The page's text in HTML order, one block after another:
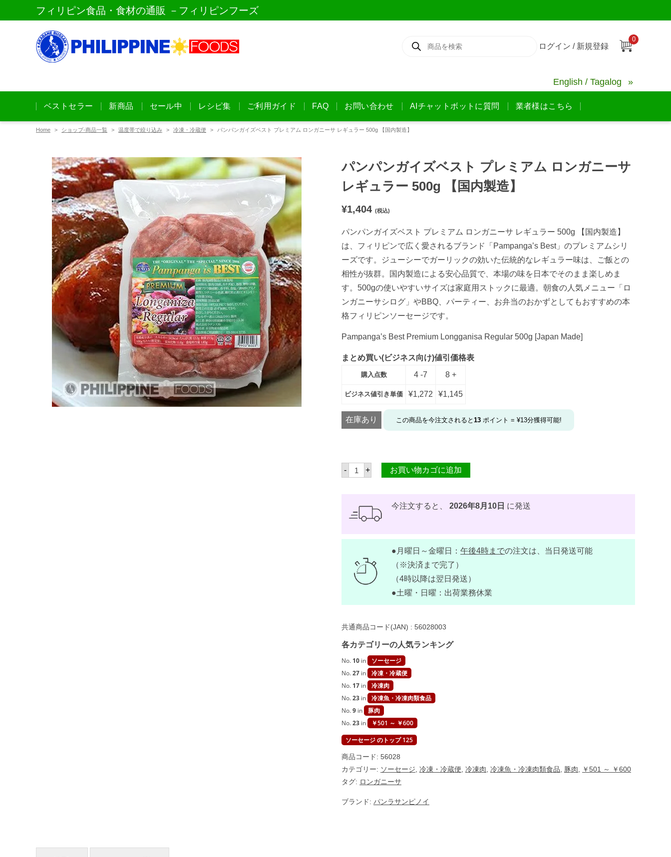
フィリピン食品・食材の通販 －フィリピンフーズ
ログイン / 新規登録
0
English / Tagalog
ベストセラー 新商品 セール中 レシピ集 ご利用ガイド FAQ お問い合わせ AIチャットボットに質問 業者様はこちら
Home ショップ-商品一覧 温度帯で絞り込み 冷凍・冷蔵便 パンパンガイズベスト プレミアム ロンガニーサ レギュラー 500g 【国内製造】
パンパンガイズベスト プレミアム ロンガニーサ
レギュラー 500g 【国内製造】
¥1,404 (税込)
パンパンガイズベスト プレミアム ロンガニーサ レギュラー 500g 【国内製造】
は、フィリピンで広く愛されるブランド「Pampanga’s Best」のプレミアムシリ
ーズです。ジューシーでガーリックの効いた伝統的なレギュラー味は、ご飯との
相性が抜群。国内製造による安心品質で、本場の味を日本でそのまま楽しめま
す。500gの使いやすいサイズは家庭用ストックに最適。朝食の人気メニュー「ロ
ンガニーサシログ」やBBQ、パーティー、お弁当のおかずとしてもおすすめの本
格フィリピンソーセージです。
Pampanga’s Best Premium Longganisa Regular 500g [Japan Made]
まとめ買い(ビジネス向け)値引価格表
購入点数 4 -7 8 +
ビジネス値引き単価 ¥1,272 ¥1,145
在庫あり この商品を今注文されると 13 ポイント = ¥13分獲得可能!
- パ
ン
ズ
ト
ミ
ム
サ
ギ
ュ
ラ
ー
5
0
g
国
内
造
】
個
+ お買い物カゴに追加
今注文すると、 2026年8月10日 に発送
●月曜日～金曜日： 午後4時までの注文は、当日発送可能
（※決済まで完了）
（4時以降は翌日発送）
●土曜・日曜：出荷業務休業
共通商品コード(JAN) : 56028003
各カテゴリーの人気ランキング
No. 10 in
ソーセージ
No.27 in
冷凍・冷蔵便
No. 17 in
冷凍肉
No.23 in
冷凍魚・冷凍肉類食品
No.9 in
豚肉
No.23 in
￥501 ～ ￥600
ソーセージ のトップ 125
商品コード: 56028
カテゴリー: ソーセージ, 冷凍・冷蔵便, 冷凍肉, 冷凍魚・冷凍肉類食品, 豚肉, ￥501 ～ ￥600
タグ: ロンガニーサ
ブランド: パンラサンピノイ